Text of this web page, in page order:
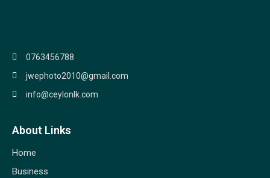
0763456788
jwephoto2010@gmail.com
info@ceylonlk.com
About Links
Home
Business